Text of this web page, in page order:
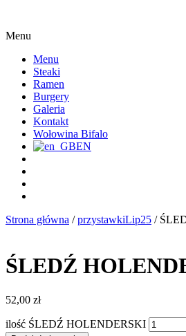
Menu
Menu
Steaki
Ramen
Burgery
Galeria
Kontakt
Wołowina Bifalo
EN
Strona główna /przystawkiLip25 /
ŚLEDŹ
52,00 zł
ilość ŚLEDŹ HOLENDERSKI